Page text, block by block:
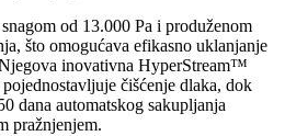
od 13.000 Pa i produženom
što omogućava efikasno uklanjanje
inovativna HyperStream™
čišćenje dlaka, dok
dana automatskog sakupljanja
pražnjenjem.